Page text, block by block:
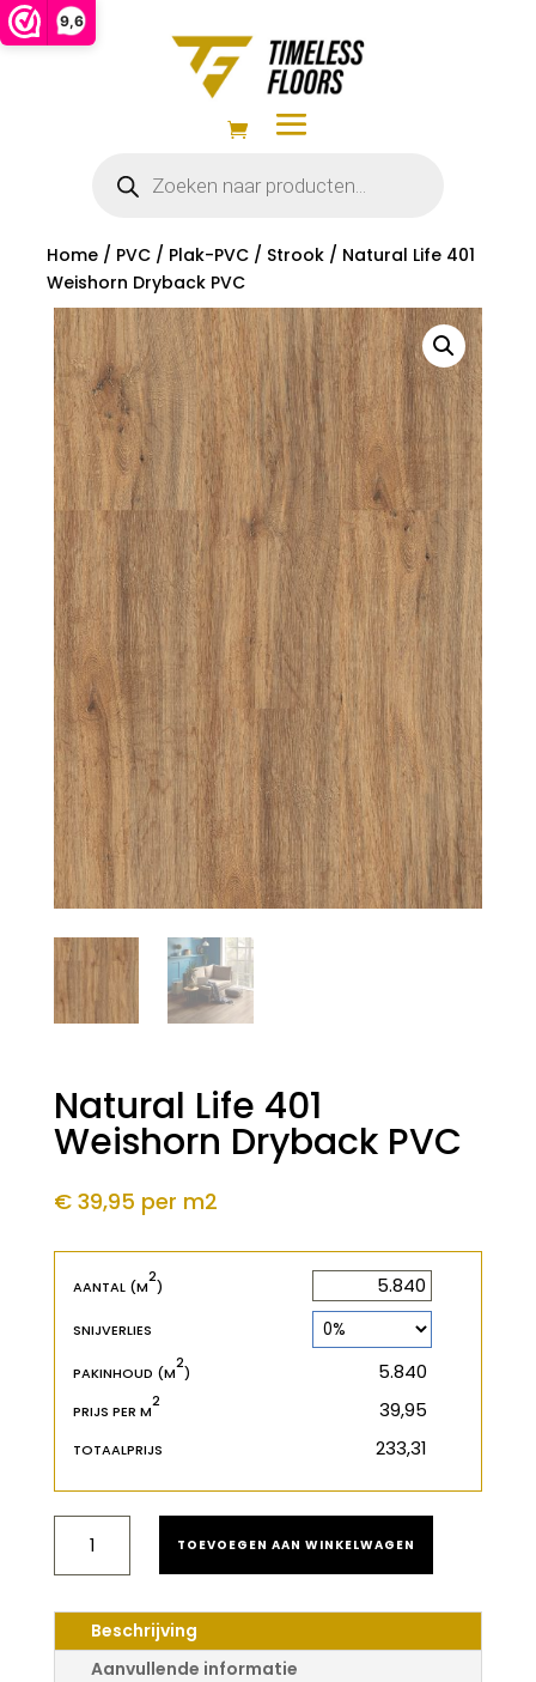
9,6
zoeken
Home/ PVC/ Plak-PVC/ Strook/ Natural Life 401
Weishorn Dryback PVC
Natural Life 401
Weishorn Dryback PVC
€ 39,95 per m2
AANTAL (M
2
)
SNIJVERLIES
PAKINHOUD (M
2
)
PRIJS PER M
2
TOTAALPRIJS
401
DRYBACK
AANTAL
TOEVOEGEN AAN WINKELWAGEN
Beschrijving
Aanvullende informatie